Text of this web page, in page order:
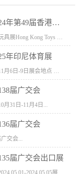
我司将参加2024年第49届香港玩具展Hong Kong Toys & Games Fair 欢迎新···
年印尼体育展
届广交会
月31日-11月4日...
届广交会
交会...
届广交会出口展
展会时间：时间：2024.05.01-2024.05.05展会地址：中国进出口商品交易会展馆福建康莱宝公司展位号12.1G37-38、H11-12，浙江康莱宝展位号17.1B23-24、C19-20...